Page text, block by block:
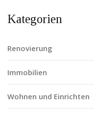
Kategorien
Renovierung
Immobilien
Wohnen und Einrichten